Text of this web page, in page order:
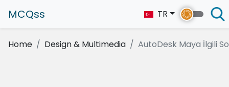
MCQss TR
Home Design & Multimedia AutoDesk Maya İlgili